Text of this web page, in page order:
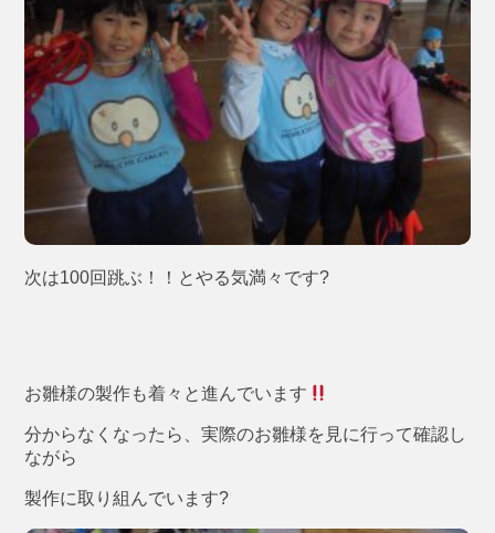
次は100回跳ぶ！！とやる気満々です?
お雛様の製作も着々と進んでいます
分からなくなったら、実際のお雛様を見に行って確認し
ながら
製作に取り組んでいます?